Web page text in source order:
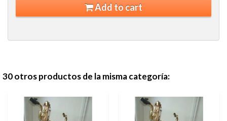
Add to cart
30 otros productos de la misma categoría: